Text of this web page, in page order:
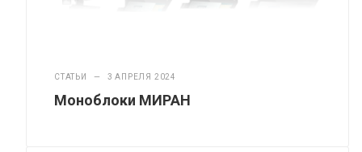
СТАТЬИ — 3 АПРЕЛЯ 2024
Моноблоки МИРАН